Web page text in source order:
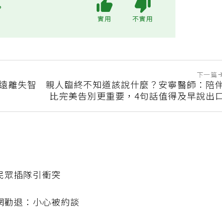
離失智
下一篇
親人臨終不知道該說什麼？安寧醫師：陪
比完美告別更重要，4句話值得及早說出
眾插隊引衝突
勸退：小心被約談